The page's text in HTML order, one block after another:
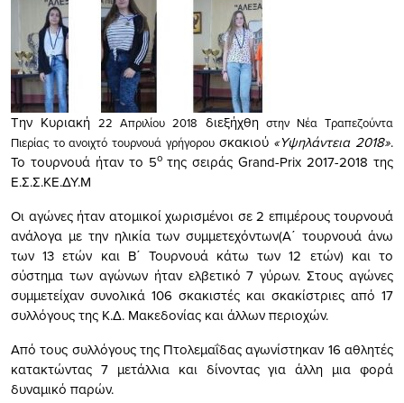
Την Κυριακή 22 Απριλίου 2018 διεξήχθη στην Νέα Τραπεζούντα
Πιερίας το ανοιχτό τουρνουά γρήγορου σκακιού «Υψηλάντεια 2018».
Το τουρνουά ήταν το 5οτης σειράς Grand-Prix 2017-2018 της
Ε.Σ.Σ.ΚΕ.ΔΥ.Μ
Οι αγώνες ήταν ατομικοί χωρισμένοι σε 2 επιμέρους τουρνουά
ανάλογα με την ηλικία των συμμετεχόντων(Α΄ τουρνουά άνω
των 13 ετών και Β΄ Τουρνουά κάτω των 12 ετών) και το
σύστημα των αγώνων ήταν ελβετικό 7 γύρων. Στους αγώνες
συμμετείχαν συνολικά 106 σκακιστές και σκακίστριες από 17
συλλόγους της Κ.Δ. Μακεδονίας και άλλων περιοχών.
Από τους συλλόγους της Πτολεμαΐδας αγωνίστηκαν 16 αθλητές
κατακτώντας 7 μετάλλια και δίνοντας για άλλη μια φορά
δυναμικό παρών.